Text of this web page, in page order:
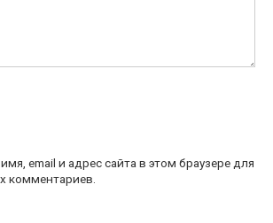
email и адрес сайта в этом браузере для
комментариев.